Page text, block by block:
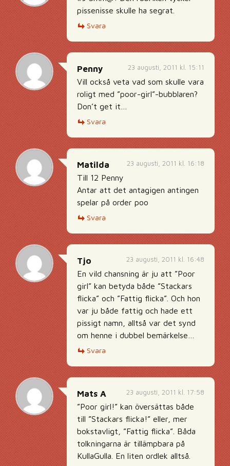
pissenisse skulle ha segrat.
Svara
23 augusti, 2011 kl. 15:11
Penny
Vill också veta vad som skulle vara
roligt med ”poor-girl”-bubblaren?
Don’t get it…
Svara
23 augusti, 2011 kl. 16:18
Matilda
Till 12 Penny
Antar att det antagigen antingen
spelar på order poo
Svara
23 augusti, 2011 kl. 16:48
Tjo
En vild chansning är ju att ”Poor
girl” kan betyda både ”Stackars
flicka” och ”Fattig flicka”. Och hon
var ju både fattig och hade ett
pissigt namn, alltså var det synd
om henne i dubbel bemärkelse…
Svara
23 augusti, 2011 kl. 17:58
Mats A
”Poor girl!” kan översättas både
till ”Stackars flicka!” eller, mer
bokstavligt, ”Fattig flicka”. Båda
tolkningarna är tillämpbara på
KullaGulla. En liten ordlek alltså.